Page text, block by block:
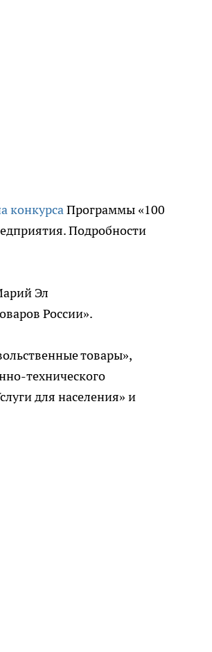
конкурсаПрограммы «100
Подробности
Эл
России».
товары»,
технического
для населения» и